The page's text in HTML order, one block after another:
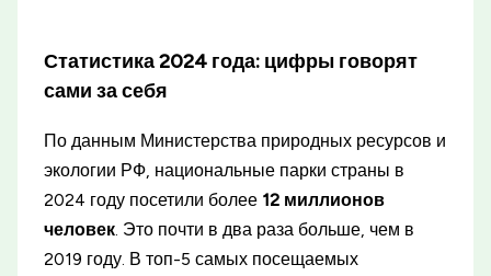
Статистика 2024 года: цифры говорят
сами за себя
По данным Министерства природных ресурсов и
экологии РФ, национальные парки страны в
2024 году посетили более 12 миллионов
человек. Это почти в два раза больше, чем в
2019 году. В топ-5 самых посещаемых